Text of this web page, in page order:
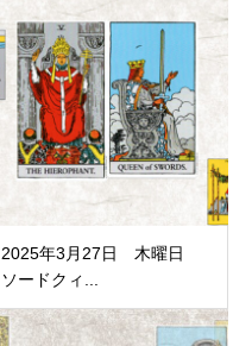
2025年3月27日 木曜日
ソードクィ...